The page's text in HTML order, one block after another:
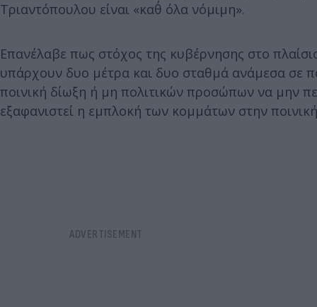
Τριαντόπουλου είναι «καθ΄ όλα νόμιμη».
Επανέλαβε πως στόχος της κυβέρνησης στο
υπάρχουν δυο μέτρα και δυο σταθμά ανάμεσα σε
ποινική δίωξη ή μη πολιτικών προσώπων να μην
εξαφανιστεί η εμπλοκή των κομμάτων στην